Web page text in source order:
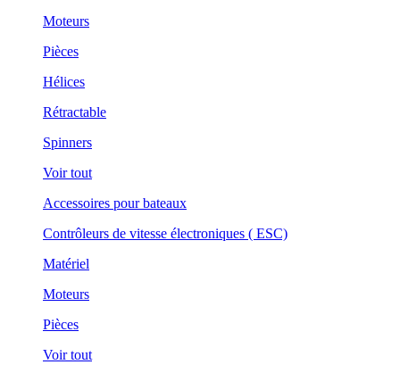
Moteurs
Pièces
Hélices
Rétractable
Spinners
Voir tout
Accessoires pour bateaux
Contrôleurs de vitesse électroniques ( ESC)
Matériel
Moteurs
Pièces
Voir tout